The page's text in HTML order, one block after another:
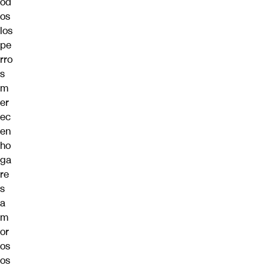
os
los
pe
rro
s
m
er
ec
en
ho
ga
re
s
a
m
or
os
os